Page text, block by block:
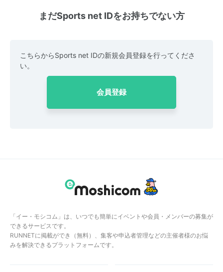
まだSports net IDをお持ちでない方
こちらからSports net IDの新規会員登録を行ってくださ
い。
会員登録
「イー・モシコム」は、いつでも簡単にイベントや会員・メンバーの募集が
できるサービスです。
RUNNETに掲載ができ（無料）、集客や申込者管理などの主催者様のお悩
みを解決できるプラットフォームです。